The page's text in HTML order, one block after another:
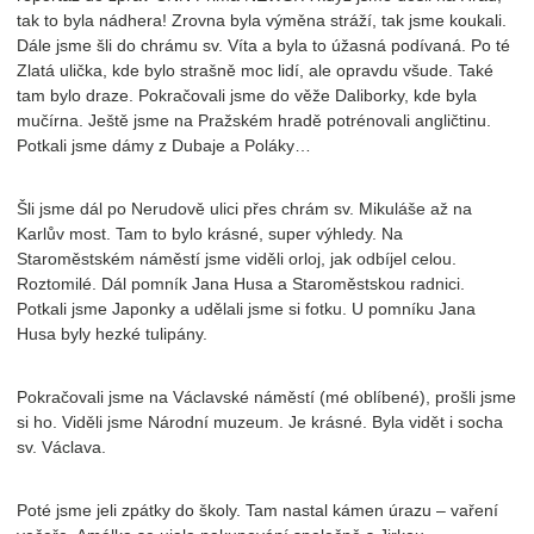
tak to byla nádhera! Zrovna byla výměna stráží, tak jsme koukali.
Dále jsme šli do chrámu sv. Víta a byla to úžasná podívaná. Po té
Zlatá ulička, kde bylo strašně moc lidí, ale opravdu všude. Také
tam bylo draze. Pokračovali jsme do věže Daliborky, kde byla
mučírna. Ještě jsme na Pražském hradě potrénovali angličtinu.
Potkali jsme dámy z Dubaje a Poláky…
Šli jsme dál po Nerudově ulici přes chrám sv. Mikuláše až na
Karlův most. Tam to bylo krásné, super výhledy. Na
Staroměstském náměstí jsme viděli orloj, jak odbíjel celou.
Roztomilé. Dál pomník Jana Husa a Staroměstskou radnici.
Potkali jsme Japonky a udělali jsme si fotku. U pomníku Jana
Husa byly hezké tulipány.
Pokračovali jsme na Václavské náměstí (mé oblíbené), prošli jsme
si ho. Viděli jsme Národní muzeum. Je krásné. Byla vidět i socha
sv. Václava.
Poté jsme jeli zpátky do školy. Tam nastal kámen úrazu – vaření